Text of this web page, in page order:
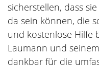
sicherstellen, dass
da sein können, die
und kostenlose Hilfe
Laumann und
dankbar für die